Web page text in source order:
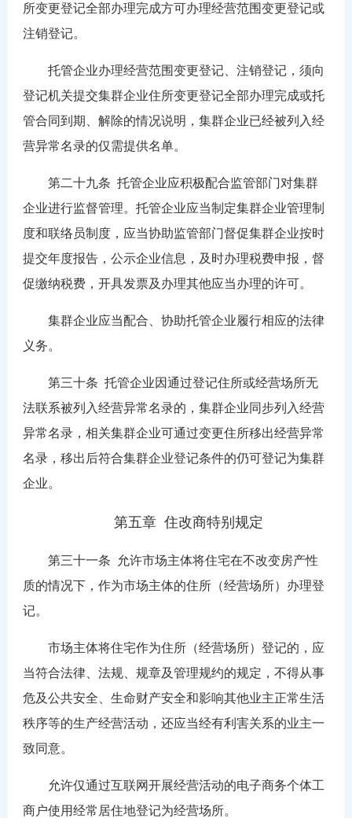
所变更登记全部办理完成方可办理经营范围变更登记或
注销登记。
托管企业办理经营范围变更登记、注销登记，须向
登记机关提交集群企业住所变更登记全部办理完成或托
管合同到期、解除的情况说明，集群企业已经被列入经
营异常名录的仅需提供名单。
第二十九条 托管企业应积极配合监管部门对集群
企业进行监督管理。托管企业应当制定集群企业管理制
度和联络员制度，应当协助监管部门督促集群企业按时
提交年度报告，公示企业信息，及时办理税费申报，督
促缴纳税费，开具发票及办理其他应当办理的许可。
集群企业应当配合、协助托管企业履行相应的法律
义务。
第三十条 托管企业因通过登记住所或经营场所无
法联系被列入经营异常名录的，集群企业同步列入经营
异常名录，相关集群企业可通过变更住所移出经营异常
名录，移出后符合集群企业登记条件的仍可登记为集群
企业。
第五章 住改商特别规定
第三十一条 允许市场主体将住宅在不改变房产性
质的情况下，作为市场主体的住所（经营场所）办理登
记。
市场主体将住宅作为住所（经营场所）登记的，应
当符合法律、法规、规章及管理规约的规定，不得从事
危及公共安全、生命财产安全和影响其他业主正常生活
秩序等的生产经营活动，还应当经有利害关系的业主一
致同意。
允许仅通过互联网开展经营活动的电子商务个体工
商户使用经常居住地登记为经营场所。